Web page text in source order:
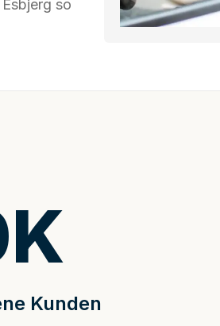
so
Kunden
K